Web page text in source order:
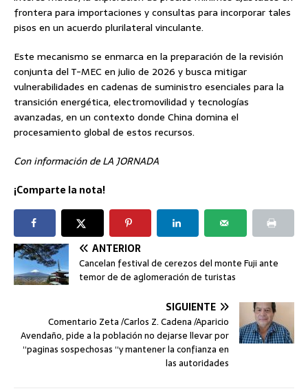
frontera para importaciones y consultas para incorporar tales
pisos en un acuerdo plurilateral vinculante.
Este mecanismo se enmarca en la preparación de la revisión
conjunta del T-MEC en julio de 2026 y busca mitigar
vulnerabilidades en cadenas de suministro esenciales para la
transición energética, electromovilidad y tecnologías
avanzadas, en un contexto donde China domina el
procesamiento global de estos recursos.
Con información de LA JORNADA
¡Comparte la nota!
ANTERIOR
Cancelan festival de cerezos del monte Fuji ante
temor de de aglomeración de turistas
SIGUIENTE
Comentario Zeta /Carlos Z. Cadena /Aparicio
Avendaño, pide a la población no dejarse llevar por
“paginas sospechosas “y mantener la confianza en
las autoridades